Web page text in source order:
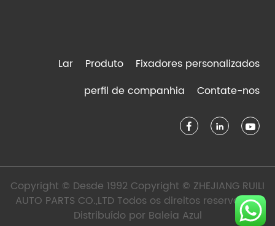
Lar Produto
Fixadores personalizados
perfil de companhia
Contate-nos
Copyright © Desde 1992 Copyright © ZHEJIANG RUILI
AUTO PARTS CO.,LTD Todos os direitos reservados.
Distribuído por Baleia Azul